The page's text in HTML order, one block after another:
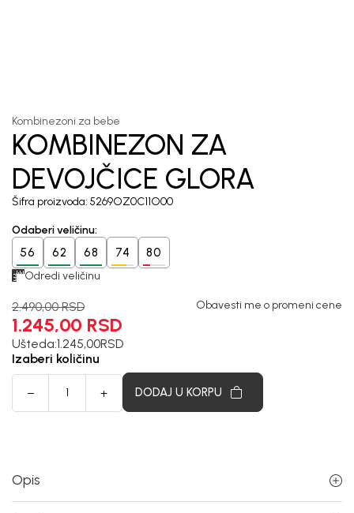
Kombinezoni za bebe
KOMBINEZON ZA
DEVOJČICE GLORA
Šifra proizvoda: 5269OZ0C11O00
Odaberi veličinu:
56 62 68 74 80
Odredi veličinu
2.490,00 RSD
1.245,00 RSD
Ušteda:1.245,00RSD
Obavesti me o promeni cene
Izaberi količinu
DODAJ U KORPU
Opis